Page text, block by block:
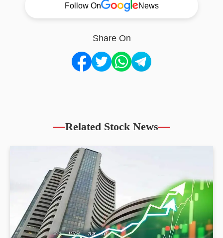
Follow On News
Share On
Related Stock News